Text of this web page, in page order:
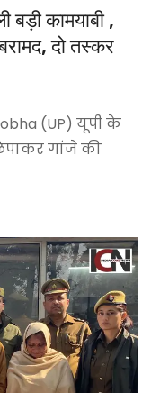
बड़ी कामयाबी ,
दो तस्कर
(UP) यूपी के
गांजे की